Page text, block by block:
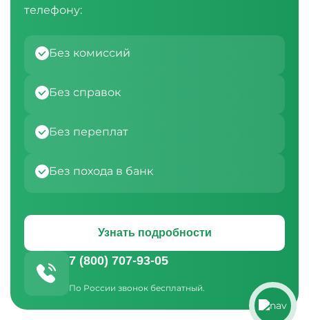
телефону:
Узнать подробности
7 (800) 707-93-05
По России звонок бесплатный.
Без комиссий
Без справок
Без переплат
Без похода в банк